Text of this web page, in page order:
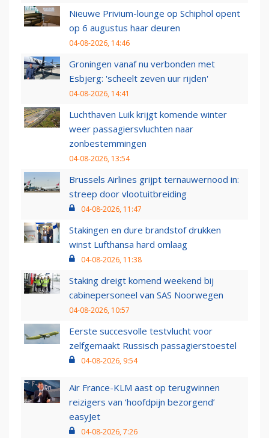
Nieuwe Privium-lounge op Schiphol opent
op 6 augustus haar deuren
04-08-2026, 14:46
Groningen vanaf nu verbonden met
Esbjerg: 'scheelt zeven uur rijden'
04-08-2026, 14:41
Luchthaven Luik krijgt komende winter
weer passagiersvluchten naar
zonbestemmingen
04-08-2026, 13:54
Brussels Airlines grijpt ternauwernood in:
streep door vlootuitbreiding
04-08-2026, 11:47
Stakingen en dure brandstof drukken
winst Lufthansa hard omlaag
04-08-2026, 11:38
Staking dreigt komend weekend bij
cabinepersoneel van SAS Noorwegen
04-08-2026, 10:57
Eerste succesvolle testvlucht voor
zelfgemaakt Russisch passagierstoestel
04-08-2026, 9:54
Air France-KLM aast op terugwinnen
reizigers van ‘hoofdpijn bezorgend’
easyJet
04-08-2026, 7:26